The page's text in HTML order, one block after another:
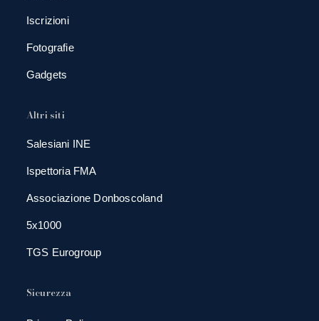
Iscrizioni
Fotografie
Gadgets
Altri siti
Salesiani INE
Ispettoria FMA
Associazione Donboscoland
5x1000
TGS Eurogroup
Sicurezza